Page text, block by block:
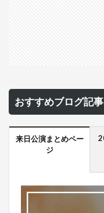
おすすめブログ記事
来日公演まとめペー
ジ